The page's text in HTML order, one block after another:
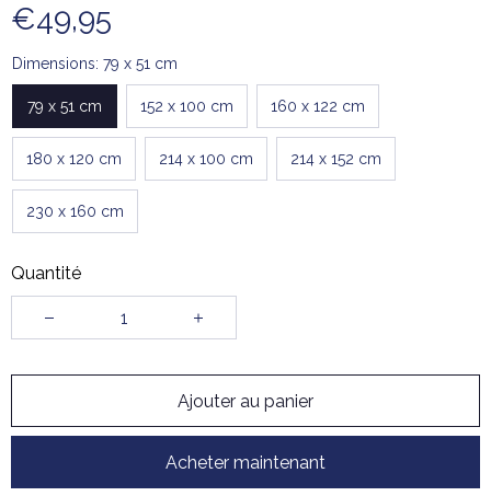
€49,95
Dimensions: 79 x 51 cm
79 x 51 cm 152 x 100 cm 160 x 122 cm
180 x 120 cm 214 x 100 cm 214 x 152 cm
230 x 160 cm
Quantité
Ajouter au panier
Acheter maintenant